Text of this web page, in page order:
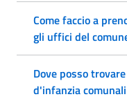
Come faccio a
gli uffici del
Dove posso
d'infanzia